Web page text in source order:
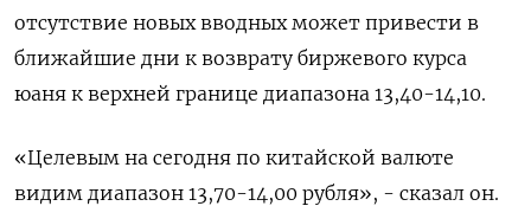
отсутствие новых вводных может привести в
ближайшие дни к возврату биржевого курса
юаня к верхней границе диапазона 13,40-14,10.
«Целевым на сегодня по китайской валюте
видим диапазон 13,70-14,00 рубля», - сказал он.